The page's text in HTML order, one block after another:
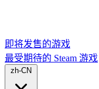
即将发售的游戏
最受期待的 Steam 游戏
zh-CN